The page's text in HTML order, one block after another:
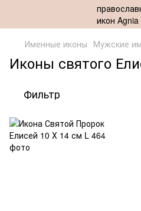
Именные иконы Мужские
Иконы святого
Фильтр